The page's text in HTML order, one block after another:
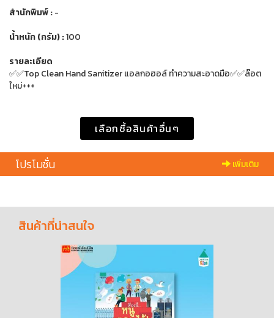
สำนักพิมพ์ :-
น้ำหนัก (กรัม) :100
รายละเอียด
✅✅Top Clean Hand Sanitizer แอลกอฮอล์ ทำความสะอาดมือ✅✅ล๊อต
ใหม่+++
เลือกซื้อสินค้าอื่นๆ
โปรโมชั่น เพิ่มเติม
สินค้าที่น่าสนใจ